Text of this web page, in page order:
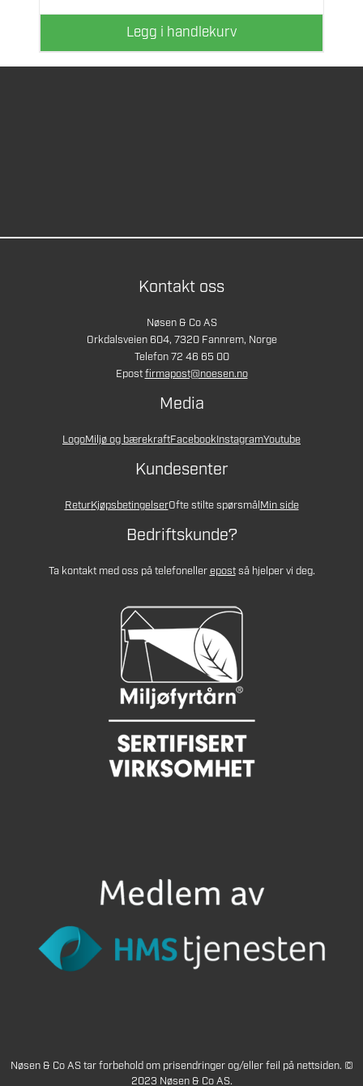
Legg i handlekurv
Kontakt oss
Nøsen & Co AS
Orkdalsveien 604, 7320 Fannrem, Norge
Telefon 72 46 65 00
Epostfirmapost@noesen.no
Media
LogoMiljø og bærekraftFacebookInstagramYoutube
Kundesenter
ReturKjøpsbetingelserOfte stilte spørsmålMin side
Bedriftskunde?
Ta kontakt med oss på telefonellerepostså hjelper vi deg.
Nøsen & Co AS tar forbehold om prisendringer og/eller feil på nettsiden. ©
2023 Nøsen & Co AS.